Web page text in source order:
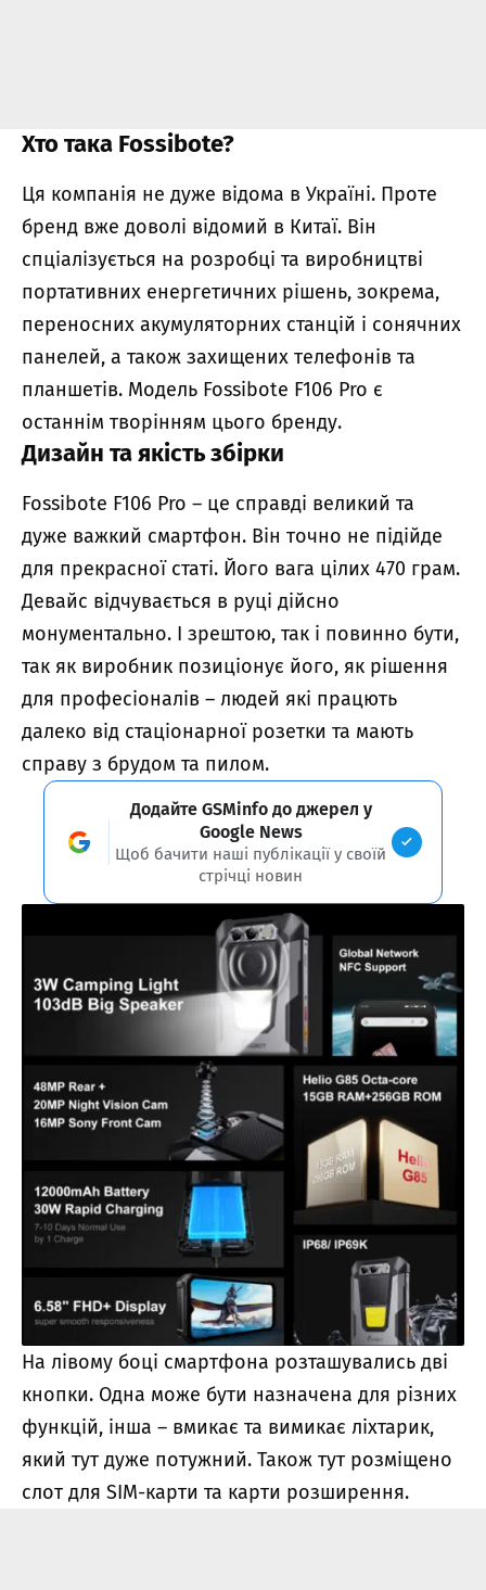
Хто така Fossibote?
Ця компанія не дуже відома в Україні. Проте
бренд вже доволі відомий в Китаї. Він
спціалізується на розробці та виробництві
портативних енергетичних рішень, зокрема,
переносних акумуляторних станцій і сонячних
панелей, а також захищених телефонів та
планшетів. Модель Fossibote F106 Pro є
останнім творінням цього бренду.
Дизайн та якість збірки
Fossibote F106 Pro – це справді великий та
дуже важкий смартфон. Він точно не підійде
для прекрасної статі. Його вага цілих 470 грам.
Девайс відчувається в руці дійсно
монументально. І зрештою, так і повинно бути,
так як виробник позиціонує його, як рішення
для професіоналів – людей які працють
далеко від стаціонарної розетки та мають
справу з брудом та пилом.
Додайте GSMinfo до джерел у
Google News
Щоб бачити наші публікації у своїй
стрічці новин
На лівому боці смартфона розташувались дві
кнопки. Одна може бути назначена для різних
функцій, інша – вмикає та вимикає ліхтарик,
який тут дуже потужний. Також тут розміщено
слот для SIM-карти та карти розширення.